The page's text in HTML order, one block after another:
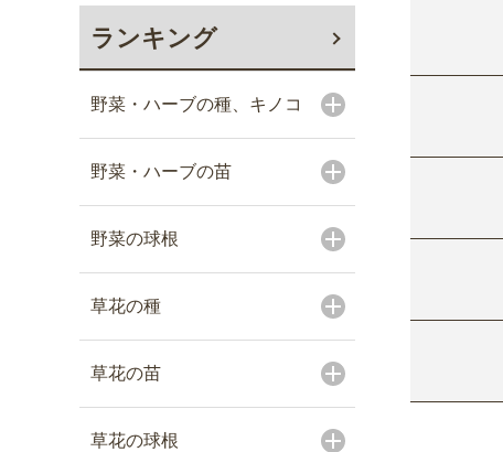
ランキング
野菜・ハーブの種、キノコ
野菜・ハーブの苗
野菜の球根
草花の種
草花の苗
草花の球根